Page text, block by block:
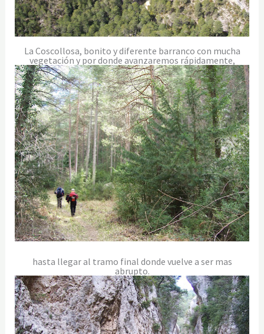
La Coscollosa, bonito y diferente barranco con mucha
vegetación y por donde avanzaremos rápidamente,
hasta llegar al tramo final donde vuelve a ser mas
abrupto.